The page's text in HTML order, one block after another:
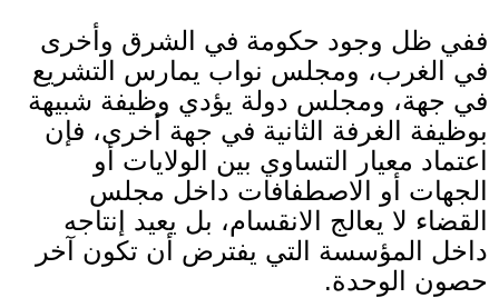
ففي ظل وجود حكومة في الشرق وأخرى
في الغرب، ومجلس نواب يمارس التشريع
في جهة، ومجلس دولة يؤدي وظيفة شبيهة
بوظيفة الغرفة الثانية في جهة أخرى، فإن
اعتماد معيار التساوي بين الولايات أو
الجهات أو الاصطفافات داخل مجلس
القضاء لا يعالج الانقسام، بل يعيد إنتاجه
داخل المؤسسة التي يفترض أن تكون آخر
حصون الوحدة.